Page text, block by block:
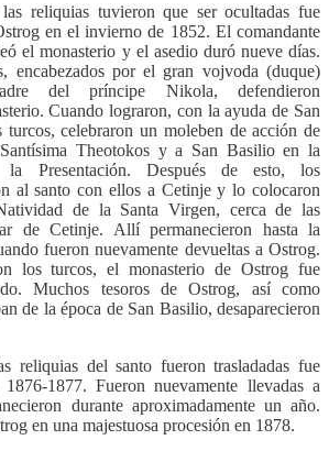
reliquias tuvieron que ser ocultadas fue
en el invierno de 1852. El comandante
el monasterio y el asedio duró nueve días.
encabezados por el gran vojvoda (duque)
del príncipe Nikola, defendieron
Cuando lograron, con la ayuda de San
celebraron un moleben de acción de
Theotokos y a San Basilio en la
la Presentación. Después de esto, los
al santo con ellos a Cetinje y lo colocaron
de la Santa Virgen, cerca de las
de Cetinje. Allí permanecieron hasta la
fueron nuevamente devueltas a Ostrog.
los turcos, el monasterio de Ostrog fue
Muchos tesoros de Ostrog, así como
de la época de San Basilio, desaparecieron
reliquias del santo fueron trasladadas fue
1877. Fueron nuevamente llevadas a
durante aproximadamente un año.
en una majestuosa procesión en 1878.